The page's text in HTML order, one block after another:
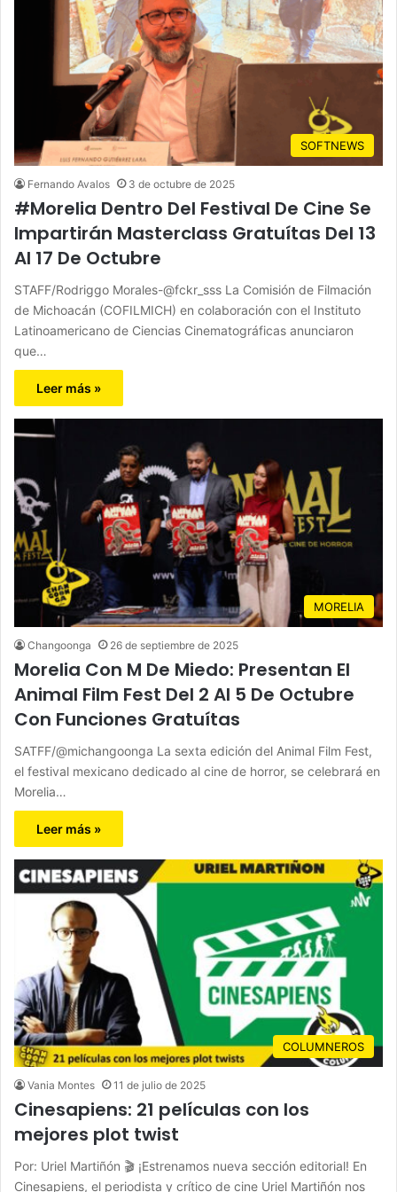
SOFTNEWS
Fernando Avalos 3 de octubre de 2025
#Morelia Dentro Del Festival De Cine Se
Impartirán Masterclass Gratuítas Del 13
Al 17 De Octubre
STAFF/Rodriggo Morales-@fckr_sss La Comisión de Filmación
de Michoacán (COFILMICH) en colaboración con el Instituto
Latinoamericano de Ciencias Cinematográficas anunciaron
que…
Leer más »
MORELIA
Changoonga 26 de septiembre de 2025
Morelia Con M De Miedo: Presentan El
Animal Film Fest Del 2 Al 5 De Octubre
Con Funciones Gratuítas
SATFF/@michangoonga La sexta edición del Animal Film Fest,
el festival mexicano dedicado al cine de horror, se celebrará en
Morelia…
Leer más »
COLUMNEROS
Vania Montes 11 de julio de 2025
Cinesapiens: 21 películas con los
mejores plot twist
Por: Uriel Martiñón 🎬 ¡Estrenamos nueva sección editorial! En
Cinesapiens, el periodista y crítico de cine Uriel Martiñón nos